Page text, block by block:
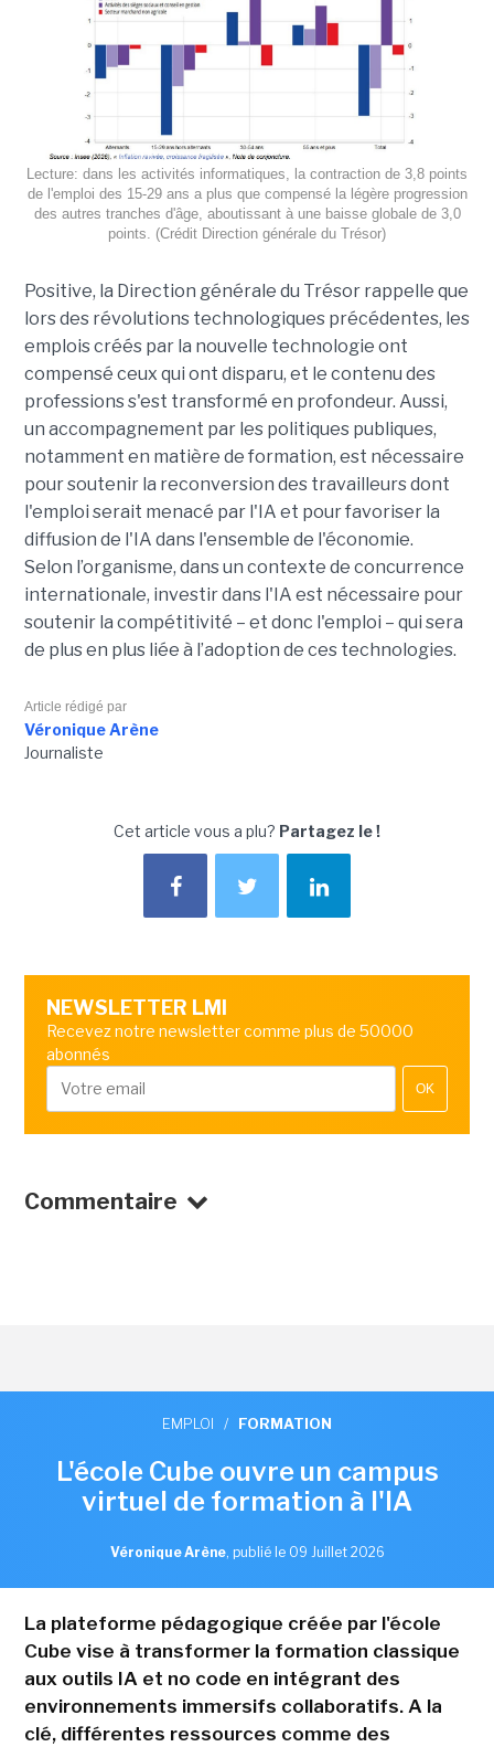
Lecture: dans les activités informatiques, la contraction de 3,8 points
de l'emploi des 15-29 ans a plus que compensé la légère progression
des autres tranches d'âge, aboutissant à une baisse globale de 3,0
points. (Crédit Direction générale du Trésor)
Positive, la Direction générale du Trésor rappelle que
lors des révolutions technologiques précédentes, les
emplois créés par la nouvelle technologie ont
compensé ceux qui ont disparu, et le contenu des
professions s'est transformé en profondeur. Aussi,
un accompagnement par les politiques publiques,
notamment en matière de formation, est nécessaire
pour soutenir la reconversion des travailleurs dont
l'emploi serait menacé par l'IA et pour favoriser la
diffusion de l'IA dans l'ensemble de l'économie.
Selon l’organisme, dans un contexte de concurrence
internationale, investir dans l'IA est nécessaire pour
soutenir la compétitivité – et donc l'emploi – qui sera
de plus en plus liée à l’adoption de ces technologies.
Article rédigé par
Véronique Arène
Journaliste
Cet article vous a plu? Partagez le !
NEWSLETTER LMI
Recevez notre newsletter comme plus de 50000
abonnés
OK
Commentaire
EMPLOI / FORMATION
L'école Cube ouvre un campus
virtuel de formation à l'IA
Véronique Arène, publié le 09 Juillet 2026
La plateforme pédagogique créée par l'école
Cube vise à transformer la formation classique
aux outils IA et no code en intégrant des
environnements immersifs collaboratifs. A la
clé, différentes ressources comme des